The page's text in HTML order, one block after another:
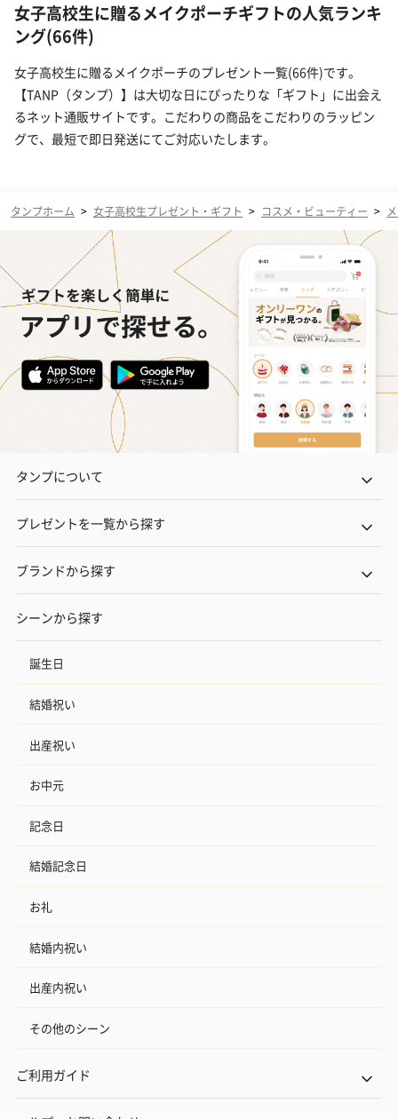
女子高校生に贈るメイクポーチギフトの人気ランキ
ング(66件)
女子高校生に贈るメイクポーチのプレゼント一覧(66件)です。
【TANP（タンプ）】は大切な日にぴったりな「ギフト」に出会え
るネット通販サイトです。こだわりの商品をこだわりのラッピン
グで、最短で即日発送にてご対応いたします。
タンプホーム > 女子高校生プレゼント・ギフト > コスメ・ビューティー >
タンプについて
プレゼントを一覧から探す
ブランドから探す
シーンから探す
誕生日
結婚祝い
出産祝い
お中元
記念日
結婚記念日
お礼
結婚内祝い
出産内祝い
その他のシーン
ご利用ガイド